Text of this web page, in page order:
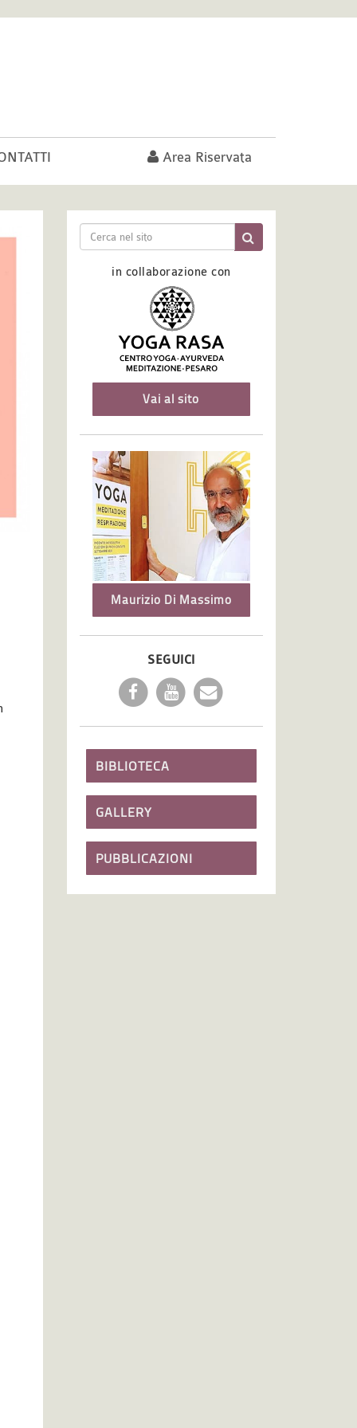
Area Riservata
in collaborazione con
Vai al sito
Maurizio Di Massimo
SEGUICI
BIBLIOTECA
GALLERY
PUBBLICAZIONI